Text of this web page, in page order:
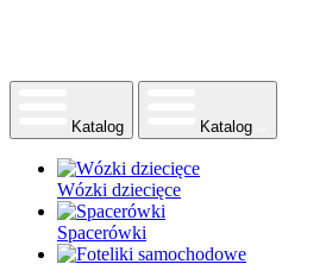
Katalog Katalog
Wózki dziecięce
Spacerówki